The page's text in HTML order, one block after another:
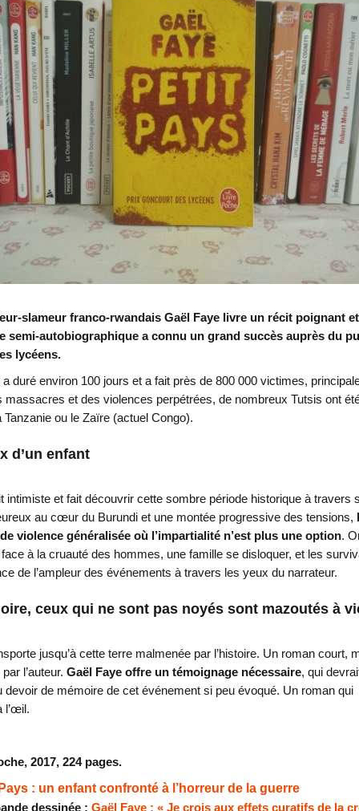
slameur franco-rwandais Gaël Faye livre un récit poignant
semi-autobiographique a connu un grand succès auprès du
lycéens.
duré environ 100 jours et a fait près de 800 000 victimes,
et des violences perpétrées, de nombreux Tutsis ont
ou le Zaïre (actuel Congo).
d’un enfant
intimiste et fait découvrir cette sombre période historique à travers
au cœur du Burundi et une montée progressive des tensions,
violence généralisée où l’impartialité n’est plus une option.
à la cruauté des hommes, une famille se disloquer, et les
de l’ampleur des événements à travers les yeux du narrateur.
ceux qui ne sont pas noyés sont mazoutés à
jusqu’à cette terre malmenée par l’histoire. Un roman court,
l’auteur. Gaël Faye offre un témoignage nécessaire, qui
de mémoire de cet événement si peu évoqué. Un roman qui
l’œil.
2017, 224 pages.
: un enfant confronté à l’horreur de la guerre
dessinée : Gaël Faye : « Je crois aux effets curatifs de la